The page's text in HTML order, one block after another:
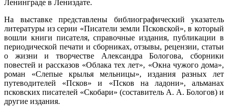
Ленинграде в Лениздате.
На выставке представлены библиографический указатель
литературы из серии «Писатели земли Псковской», в который
вошли книги писателя, справочные издания, публикации в
периодической печати и сборниках, отзывы, рецензии, статьи
о жизни и творчестве Александра Бологова, сборники
повестей и рассказов «Облака тех лет», «Окна чужого дома»,
роман «Слепые крылья мельницы», издания разных лет
путеводителей «Псков» и «Псков на ладони», альманах
псковских писателей «Скобари» (составитель А. А. Бологов) и
другие издания.